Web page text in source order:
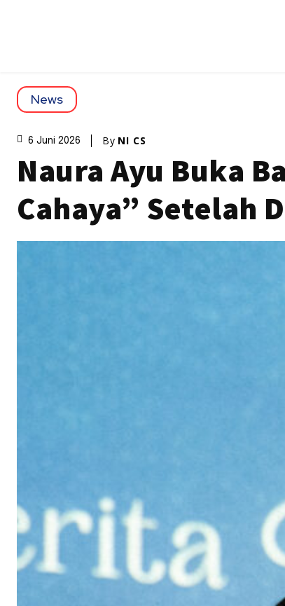
News
6 Juni 2026 By NI CS
Naura Ayu Buka
Cahaya” Setelah